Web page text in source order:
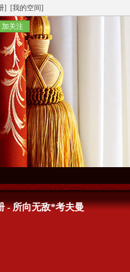
] [我的空间]
加关注
- 所向无敌*考夫曼